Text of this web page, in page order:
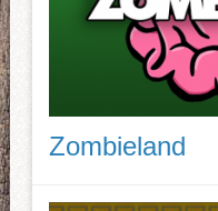
Zombieland